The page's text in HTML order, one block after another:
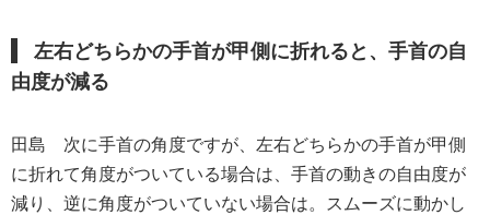
左右どちらかの手首が甲側に折れると、手首の自
由度が減る
田島 次に手首の角度ですが、左右どちらかの手首が甲側
に折れて角度がついている場合は、手首の動きの自由度が
減り、逆に角度がついていない場合は。スムーズに動かし